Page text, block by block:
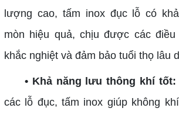
lượng cao, tấm inox đục lỗ có
mòn hiệu quả, chịu được các
khắc nghiệt và đảm bảo tuổi thọ lâu
• Khả năng lưu thông khí tốt:
các lỗ đục, tấm inox giúp không